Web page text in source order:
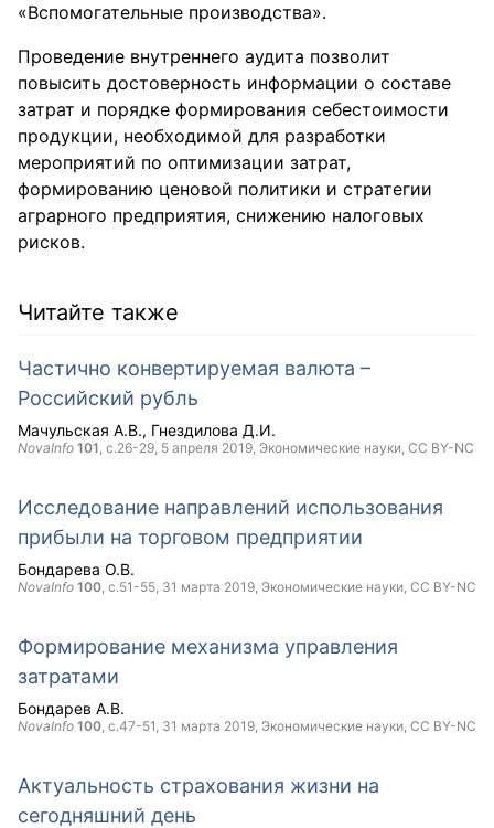
«Вспомогательные производства».
Проведение внутреннего аудита позволит
повысить достоверность информации о составе
затрат и порядке формирования себестоимости
продукции, необходимой для разработки
мероприятий по оптимизации затрат,
формированию ценовой политики и стратегии
аграрного предприятия, снижению налоговых
рисков.
Читайте также
Частично конвертируемая валюта –
Российский рубль
Мачульская А.В. Гнездилова Д.И.
NovaInfo 101, с.26-29, 5 апреля 2019, Экономические науки, CC BY-NC
Исследование направлений использования
прибыли на торговом предприятии
Бондарева О.В.
NovaInfo 100, с.51-55, 31 марта 2019, Экономические науки, CC BY-NC
Формирование механизма управления
затратами
Бондарев А.В.
NovaInfo 100, с.47-51, 31 марта 2019, Экономические науки, CC BY-NC
Актуальность страхования жизни на
сегодняшний день